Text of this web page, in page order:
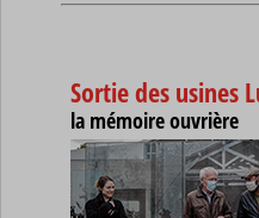
Sortie des usines
la mémoire ouvrière